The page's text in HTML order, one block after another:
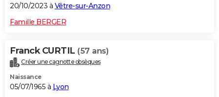
20/10/2023 à Vêtre-sur-Anzon
Famille BERGER
Franck CURTIL (57 ans)
Créer une cagnotte obsèques
Naissance
05/07/1965 à Lyon